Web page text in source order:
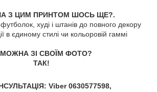
З ЦИМ ПРИНТОМ ШОСЬ ЩЕ?.
худі і штанів до повного декору
в єдиному стилі чи кольоровій гаммі
ЗІ СВОЇМ ФОТО?
ТАК!
Viber 0630577598,